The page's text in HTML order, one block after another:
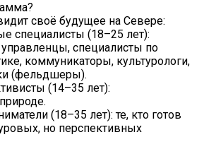
своё будущее на Севере:
специалисты (18–25 лет):
специалисты по
коммуникаторы, культурологи,
(фельдшеры).
(14–35 лет):
(18–35 лет): те, кто готов
но перспективных